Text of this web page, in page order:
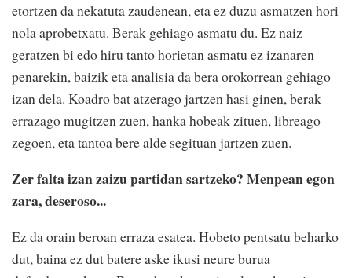
etortzen da nekatuta zaudenean, eta ez duzu asmatzen hori
nola aprobetxatu. Berak gehiago asmatu du. Ez naiz
geratzen bi edo hiru tanto horietan asmatu ez izanaren
penarekin, baizik eta analisia da bera orokorrean gehiago
izan dela. Koadro bat atzerago jartzen hasi ginen, berak
errazago mugitzen zuen, hanka hobeak zituen, libreago
zegoen, eta tantoa bere alde segituan jartzen zuen.
Zer falta izan zaizu partidan sartzeko? Menpean egon
zara, deseroso...
Ez da orain beroan erraza esatea. Hobeto pentsatu beharko
dut, baina ez dut batere aske ikusi neure burua